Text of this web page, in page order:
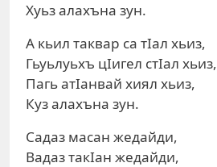
Хуьз алахъна зун.
А кьил таквар са тIал хьиз,
Гьуьлуьхъ цIигел стIал хьиз,
Пагь атIанвай хиял хьиз,
Куз алахъна зун.
Садаз масан жедайди,
Вадаз такIан жедайди,